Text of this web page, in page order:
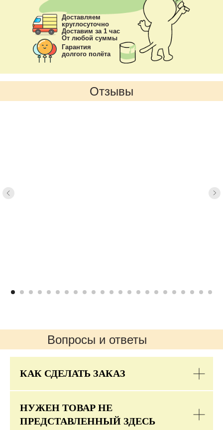
Доставляем
круглосуточно
Доставим за 1 час
От любой суммы
Гарантия
долгого полёта
Отзывы
Вопросы и ответы
КАК СДЕЛАТЬ ЗАКАЗ
НУЖЕН ТОВАР НЕ
ПРЕДСТАВЛЕННЫЙ ЗДЕСЬ